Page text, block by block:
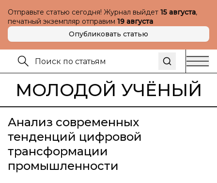
Отправьте статью сегодня! Журнал выйдет 15 августа,
печатный экземпляр отправим 19 августа
Опубликовать статью
МОЛОДОЙ УЧЁНЫЙ
Анализ современных
тенденций цифровой
трансформации
промышленности